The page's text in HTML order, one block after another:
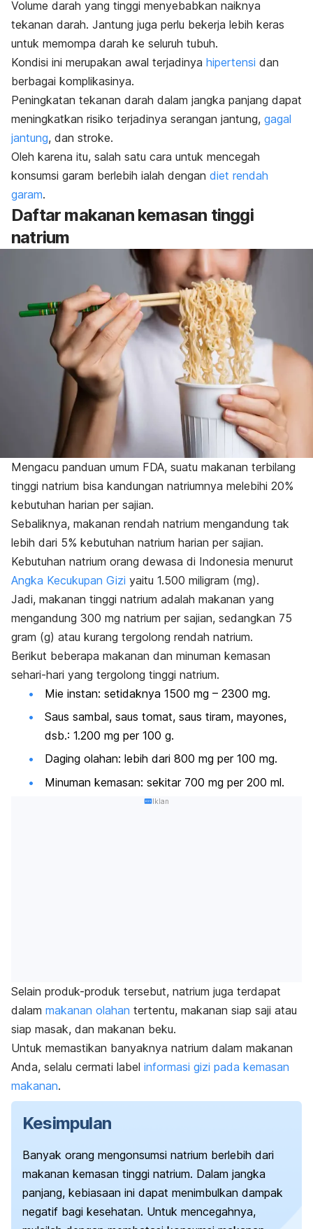
Volume darah yang tinggi menyebabkan naiknya
tekanan darah. Jantung juga perlu bekerja lebih keras
untuk memompa darah ke seluruh tubuh.
Kondisi ini merupakan awal terjadinya hipertensi dan
berbagai komplikasinya.
Peningkatan tekanan darah dalam jangka panjang dapat
meningkatkan risiko terjadinya serangan jantung, gagal
jantung, dan stroke.
Oleh karena itu, salah satu cara untuk mencegah
konsumsi garam berlebih ialah dengan diet rendah
garam.
Daftar makanan kemasan tinggi
natrium
Mengacu panduan umum FDA, suatu makanan terbilang
tinggi natrium bisa kandungan natriumnya melebihi 20%
kebutuhan harian per sajian.
Sebaliknya, makanan rendah natrium mengandung tak
lebih dari 5% kebutuhan natrium harian per sajian.
Kebutuhan natrium orang dewasa di Indonesia menurut
Angka Kecukupan Gizi yaitu 1.500 miligram (mg).
Jadi, makanan tinggi natrium adalah makanan yang
mengandung 300 mg natrium per sajian, sedangkan 75
gram (g) atau kurang tergolong rendah natrium.
Berikut beberapa makanan dan minuman kemasan
sehari-hari yang tergolong tinggi natrium.
Mie instan: setidaknya 1500 mg – 2300 mg.
Saus sambal, saus tomat, saus tiram, mayones,
dsb.: 1.200 mg per 100 g.
Daging olahan: lebih dari 800 mg per 100 mg.
Minuman kemasan: sekitar 700 mg per 200 ml.
Iklan
Selain produk-produk tersebut, natrium juga terdapat
dalam makanan olahan tertentu, makanan siap saji atau
siap masak, dan makanan beku.
Untuk memastikan banyaknya natrium dalam makanan
Anda, selalu cermati label informasi gizi pada kemasan
makanan.
Kesimpulan
Banyak orang mengonsumsi natrium berlebih dari
makanan kemasan tinggi natrium. Dalam jangka
panjang, kebiasaan ini dapat menimbulkan dampak
negatif bagi kesehatan. Untuk mencegahnya,